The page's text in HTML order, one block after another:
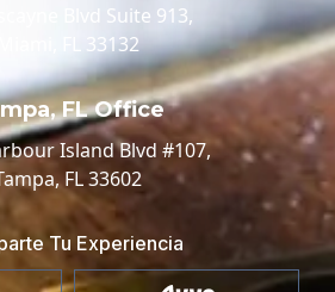
Blvd Suite 913,
Miami, FL 33132
FL Office
Island Blvd #107,
FL 33602
Tu Experiencia